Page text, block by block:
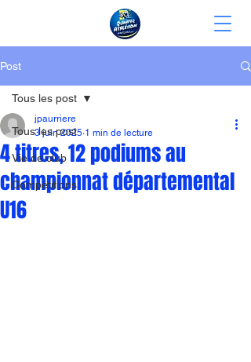
Post
Tous les post
Vie de club
Compétitions
Tous les post
4 titres, 12 podiums au
championnat départemental
U16
jpaurriere
3 juin 2025 1 min de lecture